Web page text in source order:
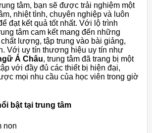
tâm, bạn sẽ được trải nghiệm một
nhiệt tình, chuyên nghiệp và luôn
đạt kết quả tốt nhất. Với lộ trình
tâm cam kết mang đến những
lượng, tập trung vào bài giảng,
Với uy tín thương hiệu uy tín như
Á Châu, trung tâm đã trang bị một
với đầy đủ các thiết bị hiện đại,
mọi nhu cầu của học viên trong giờ
bật tại trung tâm
non